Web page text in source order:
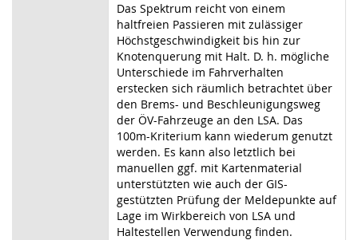
Das Spektrum reicht von einem
haltfreien Passieren mit zulässiger
Höchstgeschwindigkeit bis hin zur
Knotenquerung mit Halt. D. h. mögliche
Unterschiede im Fahrverhalten
erstecken sich räumlich betrachtet über
den Brems- und Beschleunigungsweg
der ÖV-Fahrzeuge an den LSA. Das
100m-Kriterium kann wiederum genutzt
werden. Es kann also letztlich bei
manuellen ggf. mit Kartenmaterial
unterstützten wie auch der GIS-
gestützten Prüfung der Meldepunkte auf
Lage im Wirkbereich von LSA und
Haltestellen Verwendung finden.